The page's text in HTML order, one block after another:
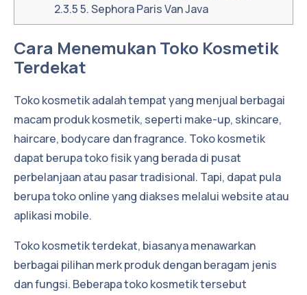
2.3.55. Sephora Paris Van Java
Cara Menemukan Toko Kosmetik
Terdekat
Toko kosmetik adalah tempat yang menjual berbagai
macam produk kosmetik, seperti make-up, skincare,
haircare, bodycare dan fragrance. Toko kosmetik
dapat berupa toko fisik yang berada di pusat
perbelanjaan atau pasar tradisional. Tapi, dapat pula
berupa toko online yang diakses melalui website atau
aplikasi mobile.
Toko kosmetik terdekat, biasanya menawarkan
berbagai pilihan merk produk dengan beragam jenis
dan fungsi. Beberapa toko kosmetik tersebut